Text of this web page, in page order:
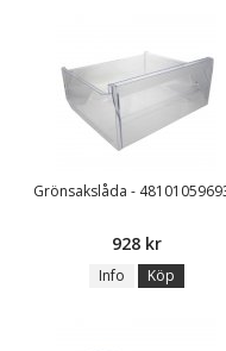
Grönsakslåda -
928 kr
Info Köp